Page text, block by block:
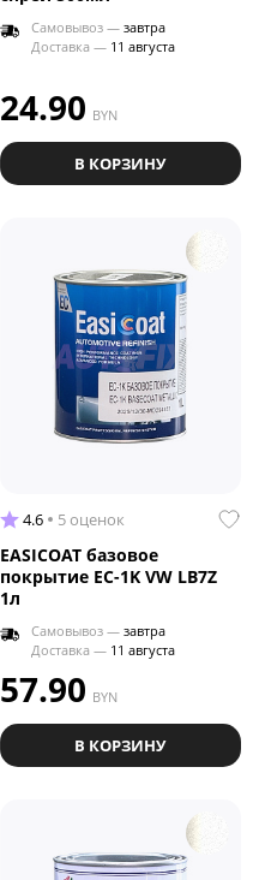
Самовывоз — завтра
Доставка — 11 августа
24.90 BYN
В КОРЗИНУ
4.6 5 оценок
EASICOAT базовое
покрытие EC-1K VW LB7Z
1л
Самовывоз — завтра
Доставка — 11 августа
57.90 BYN
В КОРЗИНУ